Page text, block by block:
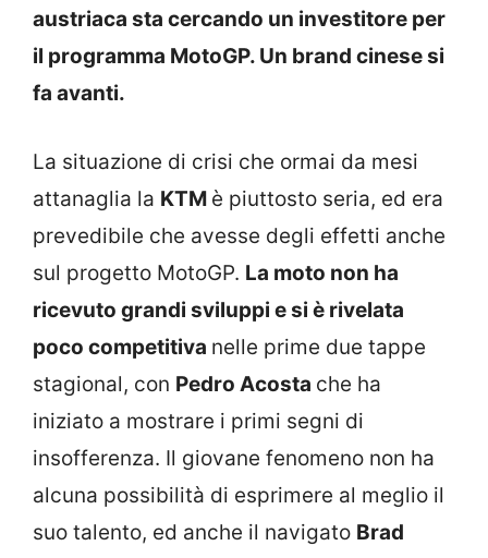
austriaca sta cercando un investitore per
il programma MotoGP. Un brand cinese si
fa avanti.
La situazione di crisi che ormai da mesi
attanaglia la KTM è piuttosto seria, ed era
prevedibile che avesse degli effetti anche
sul progetto MotoGP. La moto non ha
ricevuto grandi sviluppi e si è rivelata
poco competitiva nelle prime due tappe
stagional, con Pedro Acosta che ha
iniziato a mostrare i primi segni di
insofferenza. Il giovane fenomeno non ha
alcuna possibilità di esprimere al meglio il
suo talento, ed anche il navigato Brad